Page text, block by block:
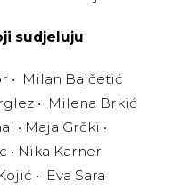
sudjeluju
• Milan Bajčetić
• Milena Brkić
• Maja Grčki •
• Nika Karner
• Eva Sara